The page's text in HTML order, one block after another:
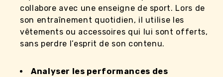
collabore avec une enseigne de sport. Lors de
son entraînement quotidien, il utilise les
vêtements ou accessoires qui lui sont offerts,
sans perdre l’esprit de son contenu.
Analyser les performances des